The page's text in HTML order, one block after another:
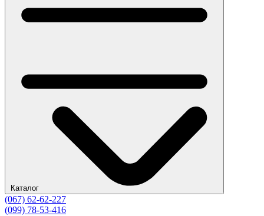
Каталог
(067) 62-62-227
(099) 78-53-416